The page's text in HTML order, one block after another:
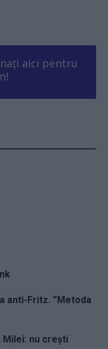
aici pentru
anti-Fritz. ”Metoda
nu crești